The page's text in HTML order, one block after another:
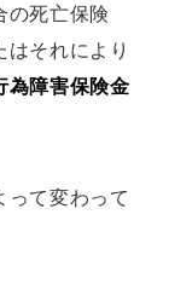
の死亡保険
それにより
為障害保険金
って変わって